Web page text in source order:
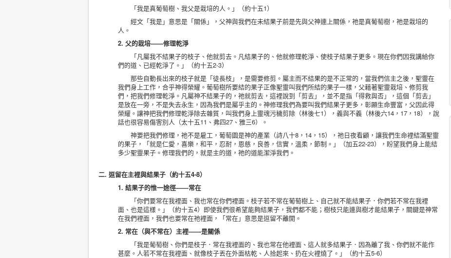
「我是真葡萄樹、我父是栽培的人。」（約十五1）
經文「我是」意思是「關係」，父神與我們在未結果子前是先與父神連上關係，祂是真葡萄樹，祂是栽培的
人。
2. 父的栽培——修理乾淨
「凡屬我不結果子的枝子、他就剪去。凡結果子的、他就修理乾淨、使枝子結果子更多。現在你們因我講給你
們的道、已經乾淨了。」（約十五2-3）
那些自動長出來的枝子就是「徒長枝」，是需要修剪。屬主而不結果的是不正常的，當我們信主之後，聖靈在
我們身上工作，合乎神得榮耀。葡萄樹所要結的果子正像聖靈叫我們所結的果子一樣，父藉著聖靈栽培、修剪我
們，把我們修理乾淨。凡屬神不結果子的，祂就剪去，這裡說到「剪去」，並不是指「得救與否」，這個「剪去」
是放在一旁，不是失去永生，因為我們是屬乎主的。神修理我們為要叫我們結果子更多，彰顯生命豐富，父因此得
榮耀。讓神把我們修理乾淨除去雜質，叫我們身上靈魂污穢剪除（林後七1），義與不義（林後六14，17，18），說
話也很容易傷害別人（太十五11、弗四27、雅三6）。
神要把我們修理，祂不是雇工，葡萄園是神的產業（詩八十8，14，15），祂日夜看顧，讓我們生命裡結滿聖靈
的果子，「就是仁愛，喜樂，和平，忍耐，恩慈，良善，信實，溫柔，節制。」（加五22-23），盼望我們身上能結
多少聖靈果子。修理我們的，就是主的道，祂的道能潔淨我們。
二. 逗留在主裡與結果子（約十五4-8）
1. 結果子的惟一途徑——常在
「你們要常在我裡面、我也常在你們裡面。枝子若不常在葡萄樹上、自己就不能結果子．你們若不常在我裡
面、也是這樣。」（約十五4）即使我們很希望能夠結果子，我們都不能；樹枝只能連與樹才能結果子，關鍵是神常
在我們裡面，我們也要常在祂裡面，「常在」意思是逗留不離開。
2. 常在（與不常在）主裡——是關係
「我是葡萄樹、你們是枝子．常在我裡面的、我也常在他裡面、這人就多結果子．因為離了我、你們就不能作
甚麼。人若不常在我裡面、就像枝子丟在外面枯乾、人拾起來、扔在火裡燒了。」（約十五5-6）